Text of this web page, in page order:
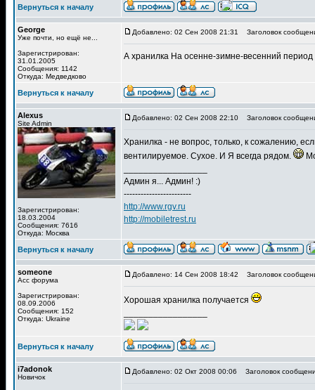
Вернуться к началу
George
Уже почти, но ещё не...
Зарегистрирован:
31.01.2005
Сообщения: 1142
Откуда: Медведково
Добавлено: 02 Сен 2008 21:31 Заголовок
А хранилка На осенне-зимне-весенний период
Вернуться к началу
Alexus
Site Admin
Зарегистрирован:
18.03.2004
Сообщения: 7616
Откуда: Москва
Добавлено: 02 Сен 2008 22:10 Заголовок
Хранилка - не вопрос, только, к сожалению,
вентилируемое. Сухое. И Я всегда рядом.
Админ я... Админ! :)
------------------------
http://www.rgv.ru
http://mobiletrest.ru
Вернуться к началу
someone
Асс форума
Зарегистрирован:
08.09.2006
Сообщения: 152
Откуда: Ukraine
Добавлено: 14 Сен 2008 18:42 Заголовок
Хорошая хранилка получается
Вернуться к началу
i7adonok
Новичок
Добавлено: 02 Окт 2008 00:06 Заголовок